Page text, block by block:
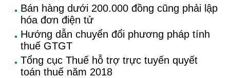
Bán hàng dưới 200.000 đồng cũng phải lập
hóa đơn điện tử
Hướng dẫn chuyển đổi phương pháp tính
thuế GTGT
Tổng cục Thuế hỗ trợ trực tuyến quyết
toán thuế năm 2018